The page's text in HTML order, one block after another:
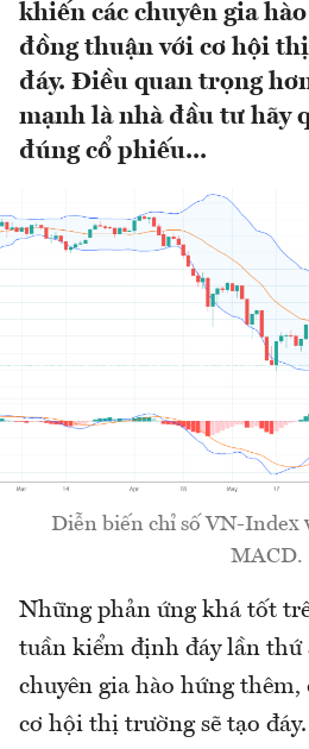
khiến các chuyên gia
đồng thuận với cơ hội
đáy. Điều quan trọng
mạnh là nhà đầu tư hãy
đúng cổ phiếu...
Diễn biến chỉ số VN-Index
MACD.
Những phản ứng khá tốt
tuần kiểm định đáy lần thứ
chuyên gia hào hứng
cơ hội thị trường sẽ tạo